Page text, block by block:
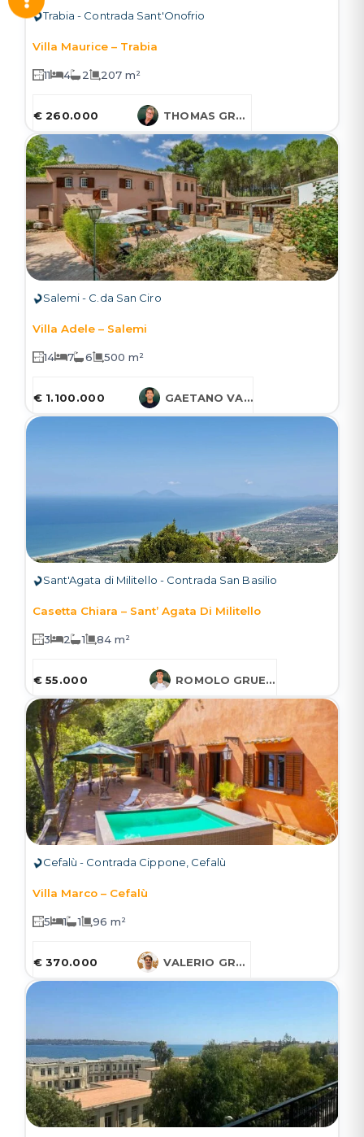
Trabia - Contrada Sant'Onofrio
Villa Maurice – Trabia
11 4 2 207 m²
€ 260.000 THOMAS GRUESSNER
Salemi - C.da San Ciro
Villa Adele – Salemi
14 7 6 500 m²
€ 1.100.000 GAETANO VARCASIA
Sant'Agata di Militello - Contrada San Basilio
Casetta Chiara – Sant’ Agata Di Militello
3 2 1 84 m²
€ 55.000 ROMOLO GRUESSNER
Cefalù - Contrada Cippone, Cefalù
Villa Marco – Cefalù
5 1 1 96 m²
€ 370.000 VALERIO GRUESSNER